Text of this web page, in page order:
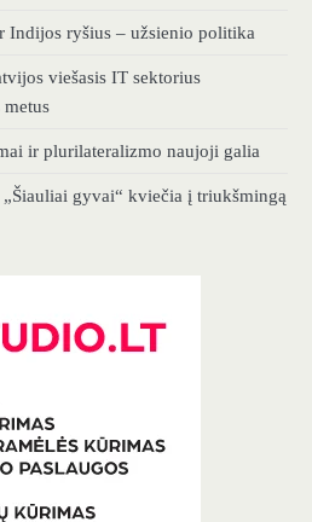
Indijos ryšius – užsienio politika
viešasis IT sektorius
metus
ir plurilateralizmo naujoji galia
gyvai“ kviečia į triukšmingą